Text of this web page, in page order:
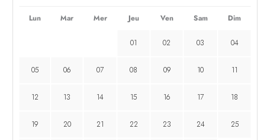
Lun Mar Mer Jeu Ven Sam Dim
01 02 03 04
05 06 07 08 09 10 11
12 13 14 15 16 17 18
19 20 21 22 23 24 25